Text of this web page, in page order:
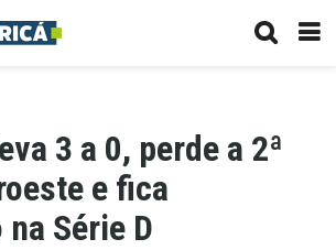
3 a 0, perde a 2ª
e fica
Série D